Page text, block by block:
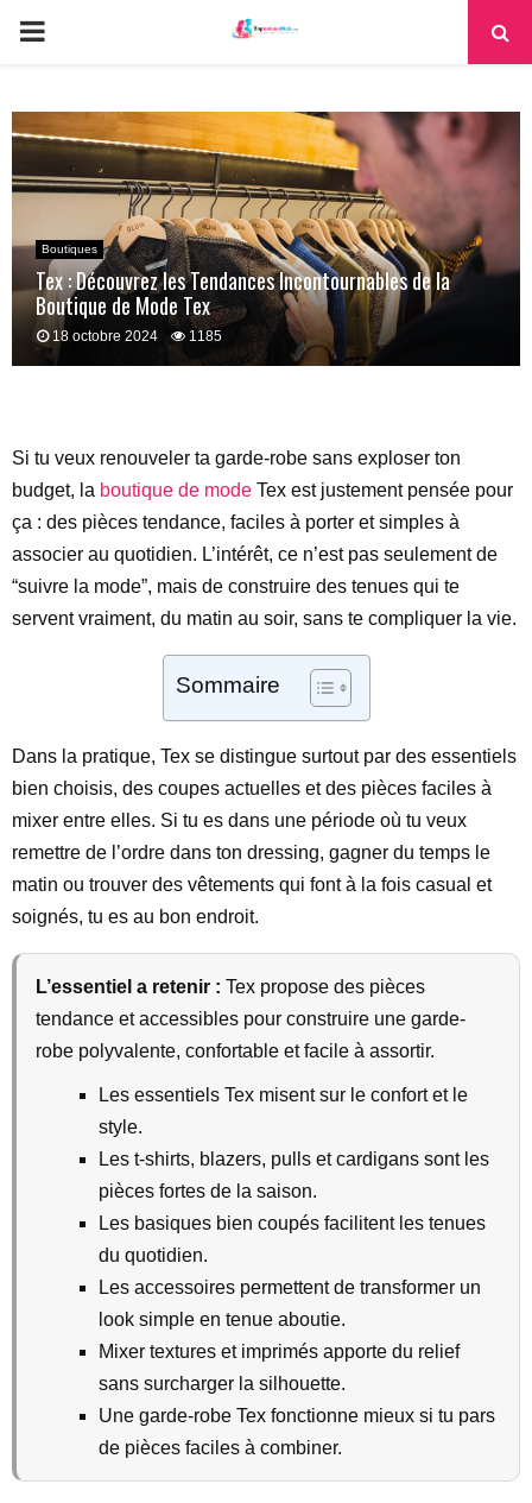
PRIMARY
Boutiques
Tex : Découvrez les Tendances Incontournables de la
Boutique de Mode Tex
18 octobre 2024 1185
Si tu veux renouveler ta garde-robe sans exploser ton
budget, la boutique de mode Tex est justement pensée pour
ça : des pièces tendance, faciles à porter et simples à
associer au quotidien. L’intérêt, ce n’est pas seulement de
“suivre la mode”, mais de construire des tenues qui te
servent vraiment, du matin au soir, sans te compliquer la vie.
Sommaire
Dans la pratique, Tex se distingue surtout par des essentiels
bien choisis, des coupes actuelles et des pièces faciles à
mixer entre elles. Si tu es dans une période où tu veux
remettre de l’ordre dans ton dressing, gagner du temps le
matin ou trouver des vêtements qui font à la fois casual et
soignés, tu es au bon endroit.
L’essentiel a retenir : Tex propose des pièces
tendance et accessibles pour construire une garde-
robe polyvalente, confortable et facile à assortir.
Les essentiels Tex misent sur le confort et le
style.
Les t-shirts, blazers, pulls et cardigans sont les
pièces fortes de la saison.
Les basiques bien coupés facilitent les tenues
du quotidien.
Les accessoires permettent de transformer un
look simple en tenue aboutie.
Mixer textures et imprimés apporte du relief
sans surcharger la silhouette.
Une garde-robe Tex fonctionne mieux si tu pars
de pièces faciles à combiner.